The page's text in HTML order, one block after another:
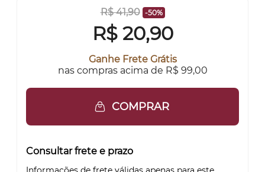
R$ 41,90 -50%
R$ 20,90
Ganhe Frete Grátis
nas compras acima de R$ 99,00
COMPRAR
Consultar frete e prazo